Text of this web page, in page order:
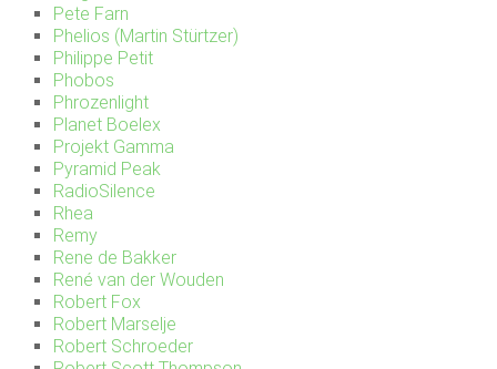
Pete Farn
Phelios (Martin Stürtzer)
Philippe Petit
Phobos
Phrozenlight
Planet Boelex
Projekt Gamma
Pyramid Peak
RadioSilence
Rhea
Remy
Rene de Bakker
René van der Wouden
Robert Fox
Robert Marselje
Robert Schroeder